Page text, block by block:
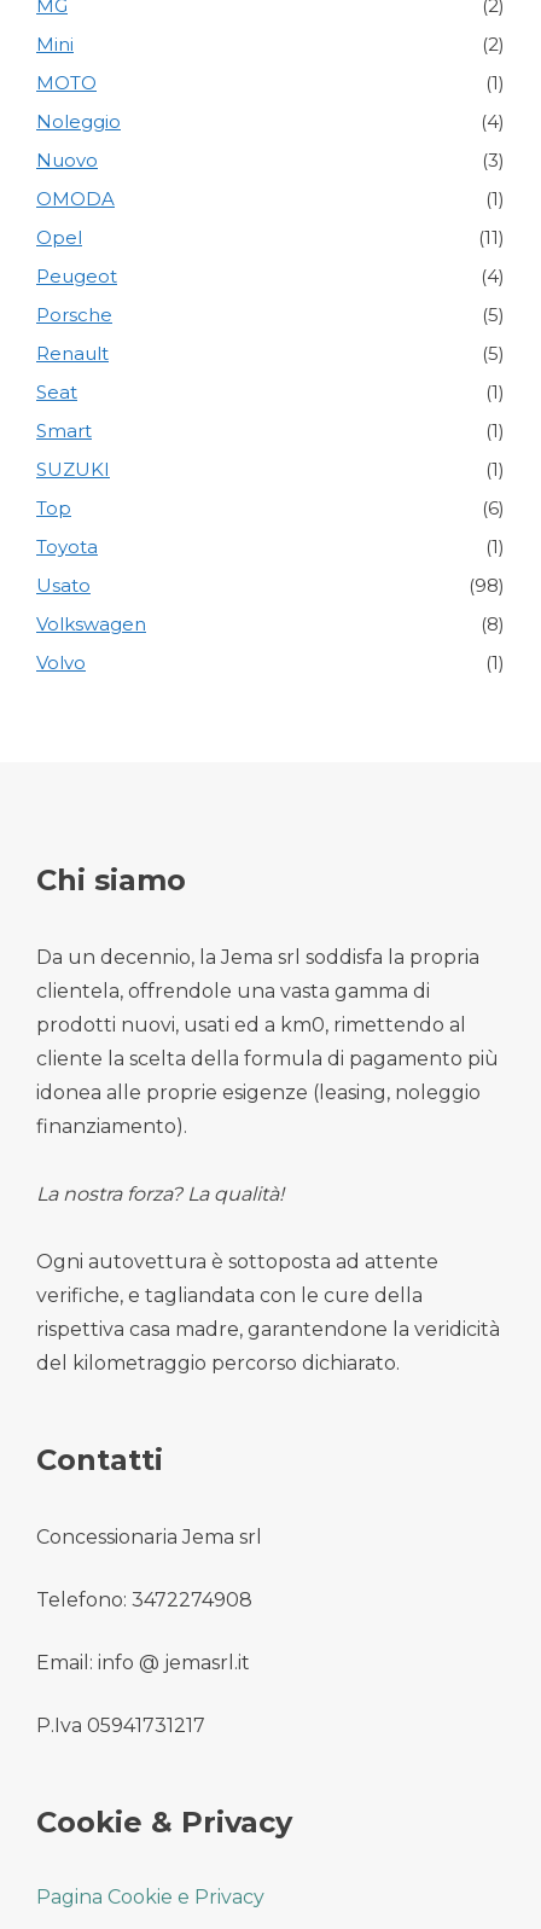
MG
(2)
Mini
(2)
MOTO
(1)
Noleggio
(4)
Nuovo
(3)
OMODA
(1)
Opel
(11)
Peugeot
(4)
Porsche
(5)
Renault
(5)
Seat
(1)
Smart
(1)
SUZUKI
(1)
Top
(6)
Toyota
(1)
Usato
(98)
Volkswagen
(8)
Volvo
(1)
Chi siamo
Da un decennio, la Jema srl soddisfa la propria
clientela, offrendole una vasta gamma di
prodotti nuovi, usati ed a km0, rimettendo al
cliente la scelta della formula di pagamento più
idonea alle proprie esigenze (leasing, noleggio
finanziamento).
La nostra forza? La qualità!
Ogni autovettura è sottoposta ad attente
verifiche, e tagliandata con le cure della
rispettiva casa madre, garantendone la veridicità
del kilometraggio percorso dichiarato.
Contatti
Concessionaria Jema srl
Telefono: 3472274908
Email: info @ jemasrl.it
P.Iva 05941731217
Cookie & Privacy
Pagina Cookie e Privacy